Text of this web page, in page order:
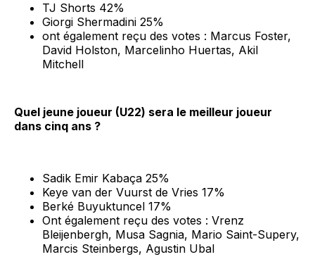
TJ Shorts 42%
Giorgi Shermadini 25%
ont également reçu des votes : Marcus Foster,
David Holston, Marcelinho Huertas, Akil
Mitchell
Quel jeune joueur (U22) sera le meilleur joueur
dans cinq ans ?
Sadik Emir Kabaça 25%
Keye van der Vuurst de Vries 17%
Berké Buyuktuncel 17%
Ont également reçu des votes : Vrenz
Bleijenbergh, Musa Sagnia, Mario Saint-Supery,
Marcis Steinbergs, Agustin Ubal